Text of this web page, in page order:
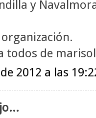
y
todos de
2012 a las